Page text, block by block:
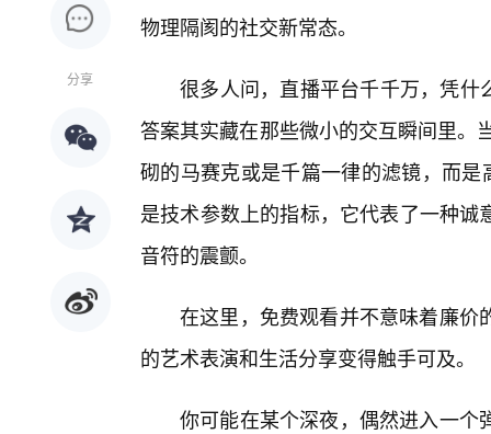
分享
物理隔阂的社交新常态。
很多人问，直播平台千千万，凭什
答案其实藏在那些微小的交互瞬间里。
砌的马赛克或是千篇一律的滤镜，而
是技术参数上的指标，它代表了一种
音符的震颤。
在这里，免费观看并不意味着廉价
的艺术表演和生活分享变得触手可及。
你可能在某个深夜，偶然进入一个